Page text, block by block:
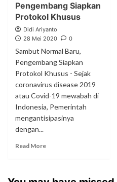
Pengembang Siapkan
Protokol Khusus
Didi Ariyanto
28 Mei 2020
0
Sambut Normal Baru,
Pengembang Siapkan
Protokol Khusus - Sejak
coronavirus disease 2019
atau Covid-19 mewabah di
Indonesia, Pemerintah
mengantisipasinya
dengan...
Read More